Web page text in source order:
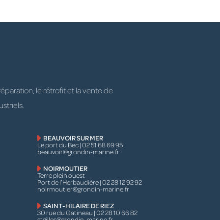
le rétrofit et la vente de
BEAUVOIR SUR MER
Le port du Bec | 02 51 68 69 95
beauvoir@grondin-marine.fr
NOIRMOUTIER
Terre plein ouest
Port de l’Herbaudière | 02 28 12 92 92
noirmoutier@grondin-marine.fr
SAINT-HILAIRE DE RIEZ
30 rue du Gatineau | 02 28 10 66 82